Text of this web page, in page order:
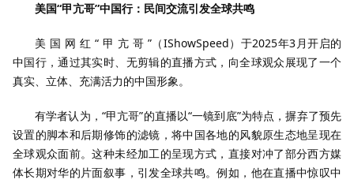
美国“甲亢哥”中国行：民间交流引发全球共鸣
美 国 网 红 “ 甲 亢 哥 ”（IShowSpeed）于2025年3月开启的
中国行，通过其实时、无剪辑的直播方式，向全球观众展现了一个
真实、立体、充满活力的中国形象。
有学者认为，“甲亢哥”的直播以“一镜到底”为特点，摒弃了预先
设置的脚本和后期修饰的滤镜，将中国各地的风貌原生态地呈现在
全球观众面前。这种未经加工的呈现方式，直接对冲了部分西方媒
体长期对华的片面叙事，引发全球共鸣。例如，他在直播中惊叹中